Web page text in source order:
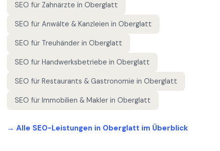
SEO für Zahnärzte in Oberglatt
SEO für Anwälte & Kanzleien in Oberglatt
SEO für Treuhänder in Oberglatt
SEO für Handwerksbetriebe in Oberglatt
SEO für Restaurants & Gastronomie in Oberglatt
SEO für Immobilien & Makler in Oberglatt
→ Alle SEO-Leistungen in Oberglatt im Überblick